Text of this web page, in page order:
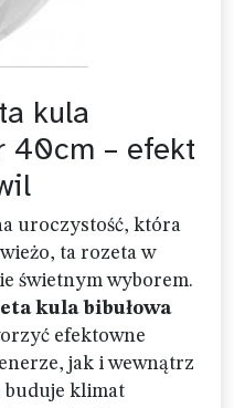
kula
40cm – efekt
uroczystość, która
ta rozeta w
świetnym wyborem.
kula bibułowa
efektowne
jak i wewnątrz
buduje klimat